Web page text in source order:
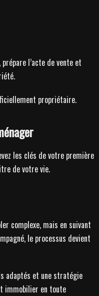
l’acte de vente et
propriétaire.
les clés de votre première
de votre vie.
complexe, mais en suivant
le processus devient
adaptés et une stratégie
immobilier en toute